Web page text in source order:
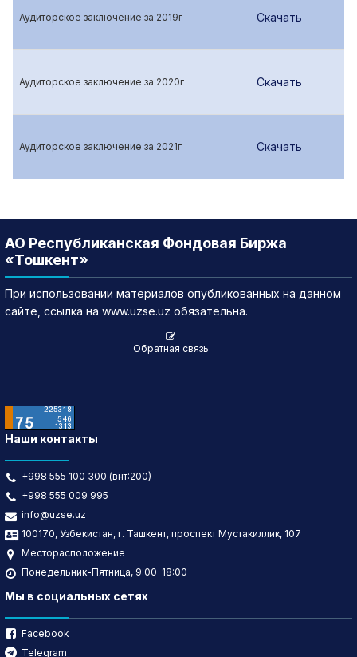
Аудиторское заключение за 2019г Скачать
Аудиторское заключение за 2020г Скачать
Аудиторское заключение за 2021г Скачать
АО Республиканская Фондовая Биржа
«Тошкент»
При использовании материалов опубликованных на данном
сайте, ссылка на www.uzse.uz обязательна.
Обратная связь
Наши контакты
+998 555 100 300 (внт:200)
+998 555 009 995
info@uzse.uz
100170, Узбекистан, г. Ташкент, проспект Мустакиллик, 107
Месторасположение
Понедельник-Пятница, 9:00-18:00
Мы в социальных сетях
Facebook
Telegram